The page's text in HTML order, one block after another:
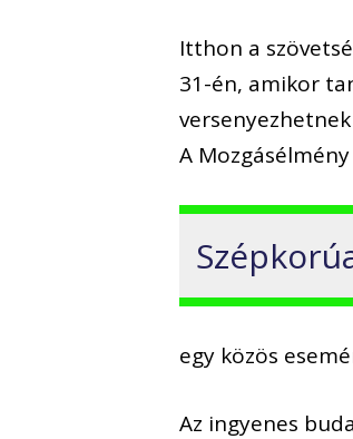
Itthon a
31-én, amikor
A
egy közös
Az ingyenes